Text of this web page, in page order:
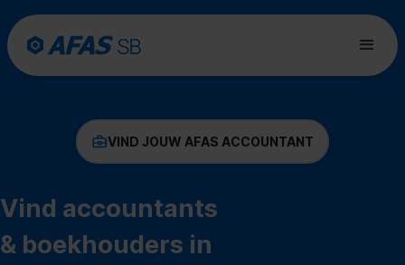
VIND JOUW AFAS ACCOUNTANT
Vind accountants
& boekhouders in